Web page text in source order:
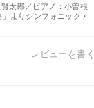
太郎／ピアノ：小曽根
よりシンフォニック・
レビューを書く